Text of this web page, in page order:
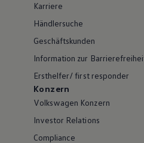
Karriere
Händlersuche
Geschäftskunden
Information zur
Ersthelfer/ first responder
Konzern
Volkswagen Konzern
Investor Relations
Compliance